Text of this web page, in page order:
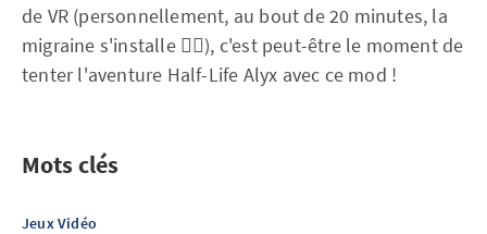
de VR (personnellement, au bout de 20 minutes, la
migraine s'installe 😵‍💫), c'est peut-être le moment de
tenter l'aventure Half-Life Alyx avec ce mod !
Mots clés
Jeux Vidéo